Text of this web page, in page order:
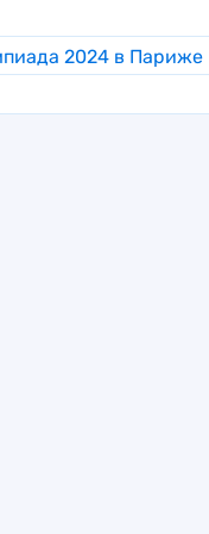
2024 в Париже